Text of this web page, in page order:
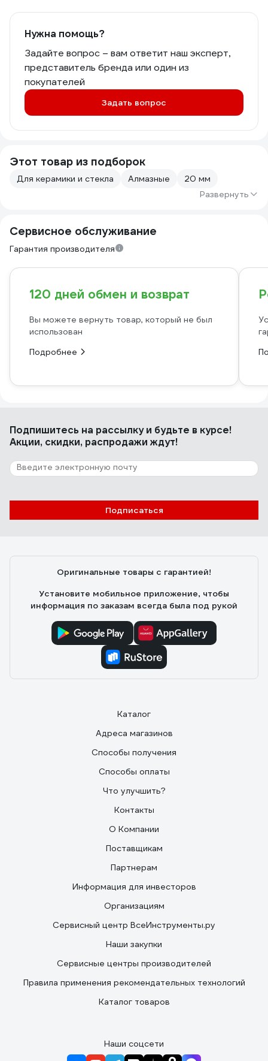
Нужна помощь?
Задайте вопрос – вам ответит наш эксперт,
представитель бренда или один из
покупателей
Задать вопрос
Этот товар из подборок
Для керамики и стекла Алмазные
20 мм
Развернуть
Сервисное обслуживание
Гарантия производителя
120 дней обмен и возврат
Вы можете вернуть товар, который не был
использован
Подробнее
Подпишитесь на рассылкуи будьте в курсе!
Акции, скидки, распродажи ждут!
Подписаться
Оригинальные товары с гарантией!
Установите мобильное приложение, чтобы
информация по заказам всегда была под рукой
Каталог
Адреса магазинов
Способы получения
Способы оплаты
Что улучшить?
Контакты
О Компании
Поставщикам
Партнерам
Информация для инвесторов
Организациям
Сервисный центр ВсеИнструменты.ру
Наши закупки
Сервисные центры производителей
Правила применения рекомендательных технологий
Каталог товаров
Наши соцсети